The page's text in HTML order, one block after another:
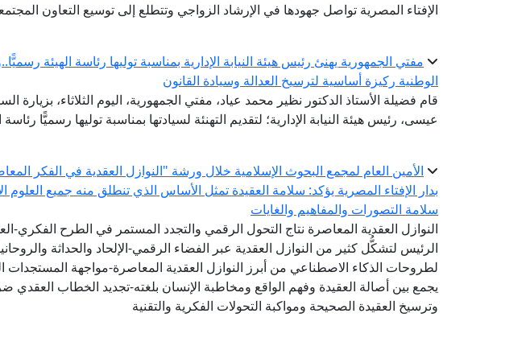
الإفتاء المصرية تواصل جهودها في الإرشاد الزواجي وتتطلع إلى توسيع التعاون
مفتي الجمهورية يهنئ رئيس هيئة النيابة الإدارية بمناسبة توليها رئاسة الهيئة
الوطنية ركيزة أساسية لترسيخ العدالة وسيادة القانون
قام فضيلة الأستاذ الدكتور نظير محمد عياد، مفتي الجمهورية، اليوم الثلاثاء، بزيارة
عيسى، رئيس هيئة النيابة الإدارية؛ لتقديم التهنئة لسيادتها بمناسبة توليها رسميًّا رئاسة
الأمين العام لمجمع البحوث الإسلامية خلال ورشة "النوازل العقدية في الفكر
بدار الإفتاء المصرية يؤكد: سلامة العقيدة تمثل الأساس الذي تنطلق منه جميع العلوم
سلامة التصورات والمفاهيم والغايات
النوازل العقدية المعاصرة نتاج التحول الرقمي والتجدد المستمر في الطرح الفكري-
الرئيس لتشكُّل كثير من النوازل العقدية عبر الفضاء الرقمي-الإلحاد والحداثة
لطروحات الذكاء الاصطناعي من أبرز النوازل العقدية المعاصرة-مواجهة المستجدات
يجمع بين أصالة العقيدة وفهم الواقع ومخاطبة الإنسان بلغته-تجديد الخطاب العقدي
وترسيخ العقيدة الصحيحة ومواكبة التحولات الفكرية والتقنية